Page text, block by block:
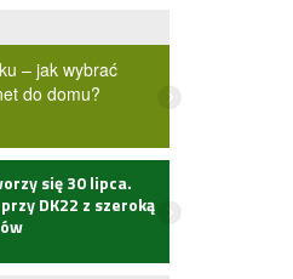
– jak wybrać
do domu?
się 30 lipca.
DK22 z szeroką